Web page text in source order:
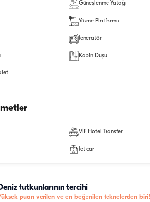
Güneşlenme Yatağı
Yüzme Platformu
Jeneratör
Kabin Duşu
VİP Hotel Transfer
Jet car
tutkunlarının tercihi
puan verilen ve en beğenilen teknelerden biri!